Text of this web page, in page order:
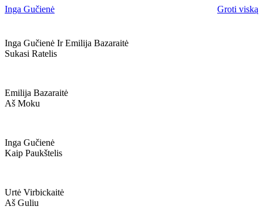
Inga Gučienė
Groti viską
Inga Gučienė Ir Emilija Bazaraitė
Sukasi Ratelis
Emilija Bazaraitė
Aš Moku
Inga Gučienė
Kaip Paukštelis
Urtė Virbickaitė
Aš Guliu